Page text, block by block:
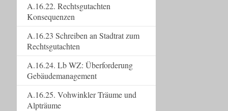
A.16.22. Rechtsgutachten
Konsequenzen
A.16.23 Schreiben an Stadtrat zum
Rechtsgutachten
A.16.24. Lb WZ: Überforderung
Gebäudemanagement
A.16.25. Vohwinkler Träume und
Alpträume